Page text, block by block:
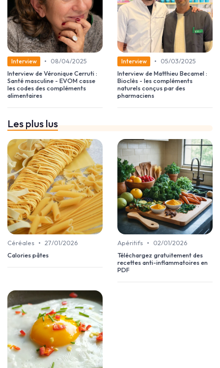
Interview •
08/04/2025
Interview de Véronique Cerruti :
Santé masculine - EVOM casse
les codes des compléments
alimentaires
Interview •
05/03/2025
Interview de Matthieu Becamel :
Bioclès - les compléments
naturels conçus par des
pharmaciens
Les plus lus
Céréales • 27/01/2026
Calories pâtes
Apéritifs •
02/01/2026
Téléchargez gratuitement des
recettes anti-inflammatoires en
PDF